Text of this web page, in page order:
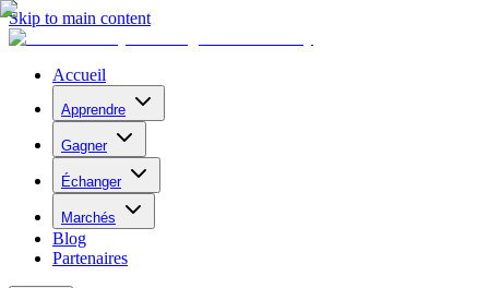
Skip to main content
Accueil
Apprendre
Gagner
Échanger
Marchés
Blog
Partenaires